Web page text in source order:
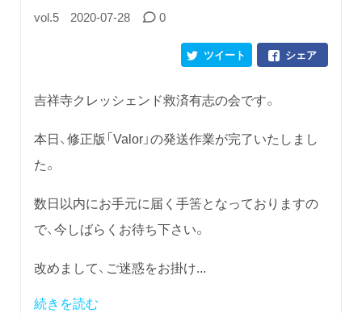
vol.5 2020-07-28 0
シェア
ツイート
吉祥寺クレッシェンド救済有志の会です。
本日、修正版「Valor」の発送作業が完了いたしまし
た。
数日以内にお手元に届く手筈となっておりますの
で、今しばらくお待ち下さい。
改めまして、ご迷惑をお掛け...
続きを読む